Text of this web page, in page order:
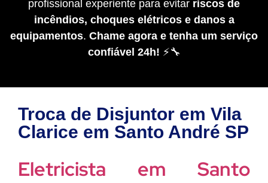
profissional experiente para evitar riscos de
incêndios, choques elétricos e danos a
equipamentos. Chame agora e tenha um serviço
confiável 24h! ⚡🔧
Troca de Disjuntor em Vila
Clarice em Santo André SP
Eletricista em Santo